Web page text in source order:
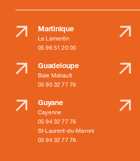
Martinique
Le Lamentin
05 96 51 20 00
Guadeloupe
Baie Mahault
05 90 32 77 76
Guyane
Cayenne
05 94 32 77 76
St-Laurent-du-Maroni
05 94 32 77 76